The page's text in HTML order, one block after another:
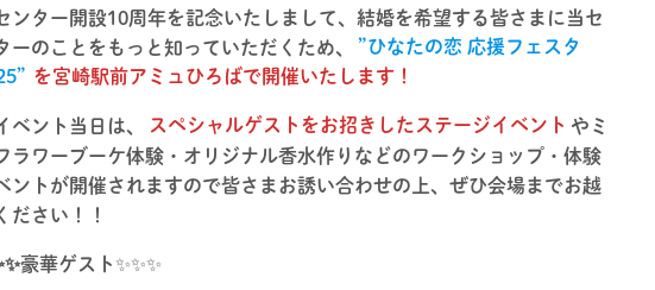
ンター開設10周年を記念いたしまして、結婚を希望する皆さまに当セ
ーのことをもっと知っていただくため、
”ひなたの恋 応援フェスタ
を宮崎駅前アミュひろばで開催いたします！
ベント当日は、 スペシャルゲストをお招きしたステージイベント や ミ
ラワーブーケ体験・オリジナル香水作り などのワークショップ・体験
ントが開催されますので皆さまお誘い合わせの上、ぜひ会場までお越
ださい！！
豪華ゲスト✨✨✨